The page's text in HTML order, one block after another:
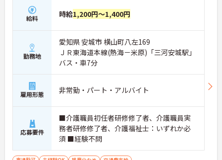
給料 時給1,200円～1,400円
勤務地
愛知県 安城市 横山町八左169
ＪＲ東海道本線(熱海－米原)「三河安城駅」
バス・車7分
雇用形態 非常勤・パート・アルバイト
応募要件
■介護職員初任者研修修了者、介護職員実
務者研修修了者、介護福祉士：いずれか必
須 ■経験不問